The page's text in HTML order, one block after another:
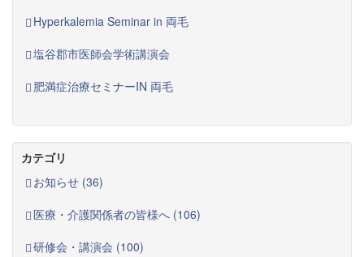
Hyperkalemia Seminar in 両毛
塩谷郡市医師会学術講演会
肥満症治療セミナーIN 両毛
カテゴリ
お知らせ (36)
医療・介護関係者の皆様へ (106)
研修会・講演会 (100)